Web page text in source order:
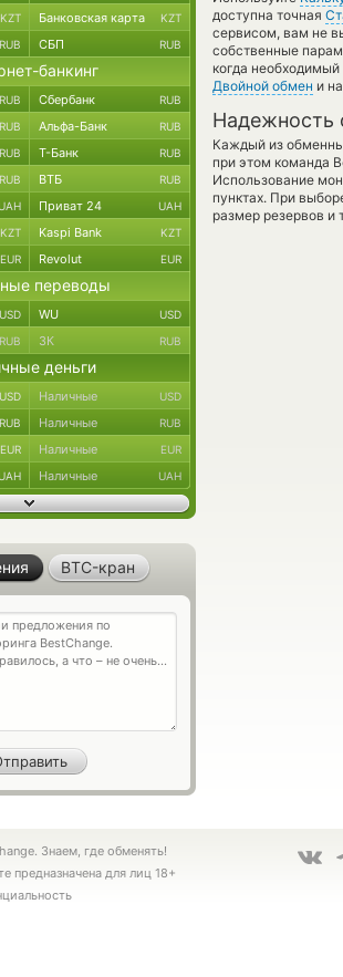
доступна точная
сервисом, вам не
собственные
когда
Двойной обмен и
Надежность
Каждый из
при этом команда
Использование
пунктах. При
размер резервов и
KZT Банковская карта KZT
RUB СБП RUB
банкинг
RUB Сбербанк RUB
RUB Альфа-Банк RUB
RUB Т-Банк RUB
RUB ВТБ RUB
Приват 24 UAH
KZT Kaspi Bank KZT
EUR Revolut EUR
переводы
USD WU USD
RUB ЗК RUB
деньги
USD Наличные USD
RUB Наличные RUB
EUR Наличные EUR
Наличные UAH
BTC-кран
Знаем, где обменять!
предназначена для лиц 18+